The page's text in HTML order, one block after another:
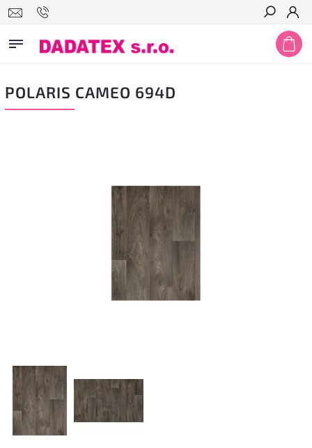
Hledat
POLARIS CAMEO 694D